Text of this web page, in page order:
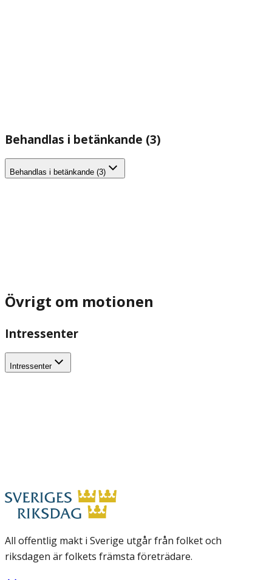
Behandlas i betänkande (3)
Behandlas i betänkande (3)
Övrigt om motionen
Intressenter
Intressenter
All offentlig makt i Sverige utgår från folket och
riksdagen är folkets främsta företrädare.